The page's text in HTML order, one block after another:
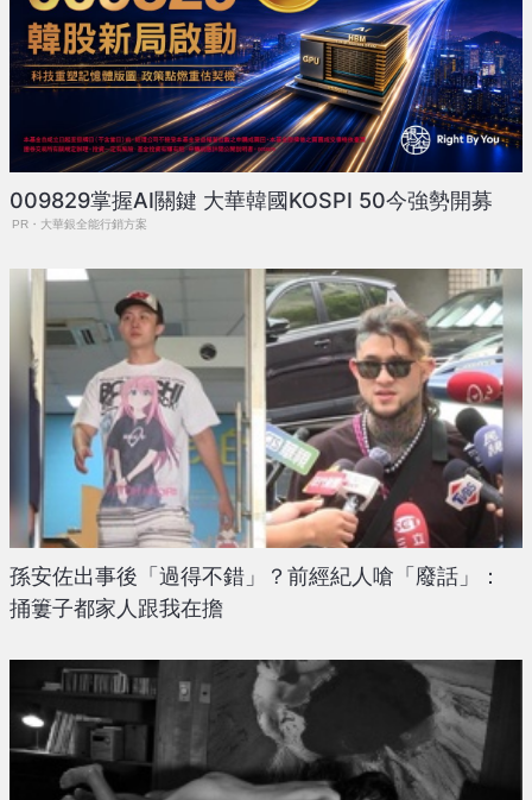
009829掌握AI關鍵 大華韓國KOSPI 50今強勢開募
PR・大華銀全能行銷方案
孫安佐出事後「過得不錯」？前經紀人嗆「廢話」：
捅簍子都家人跟我在擔